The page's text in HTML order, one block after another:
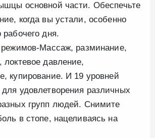
основной части. Обеспечьте
когда вы устали, особенно
рабочего дня.
режимов-Массаж, разминание,
локтевое давление,
купирование. И 19 уровней
удовлетворения различных
групп людей. Снимите
в стопе, нацеливаясь на